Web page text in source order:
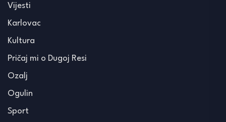
Vijesti
Karlovac
Kultura
Pričaj mi o Dugoj Resi
Ozalj
Ogulin
Sport